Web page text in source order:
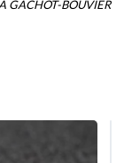
GACHOT-BOUVIER